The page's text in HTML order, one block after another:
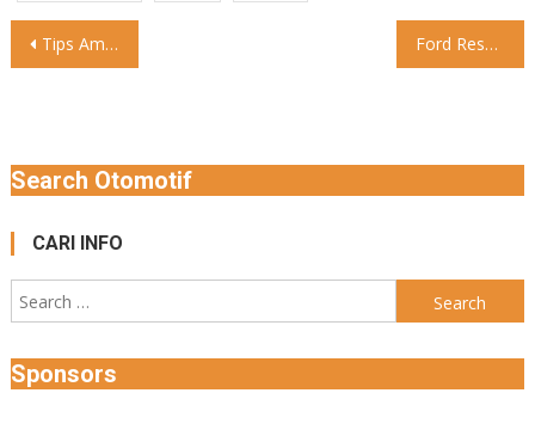
Post
Tips Aman Parkir Mobil di Hotel Insiden kehilangan mobil bisa Ford Resmi Umumkan Kembali ke F1, Mulai Mengaspal 2026 Pabrikan
Search Otomotif
CARI INFO
Search
for:
Sponsors